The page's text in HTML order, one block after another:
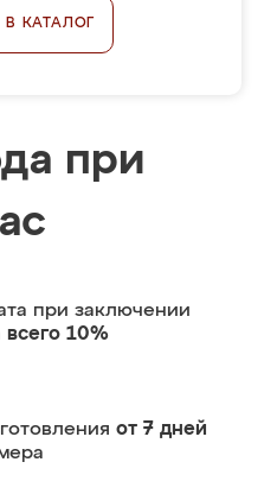
В КАТАЛОГ
при
при заключении
всего 10%
от 7 дней